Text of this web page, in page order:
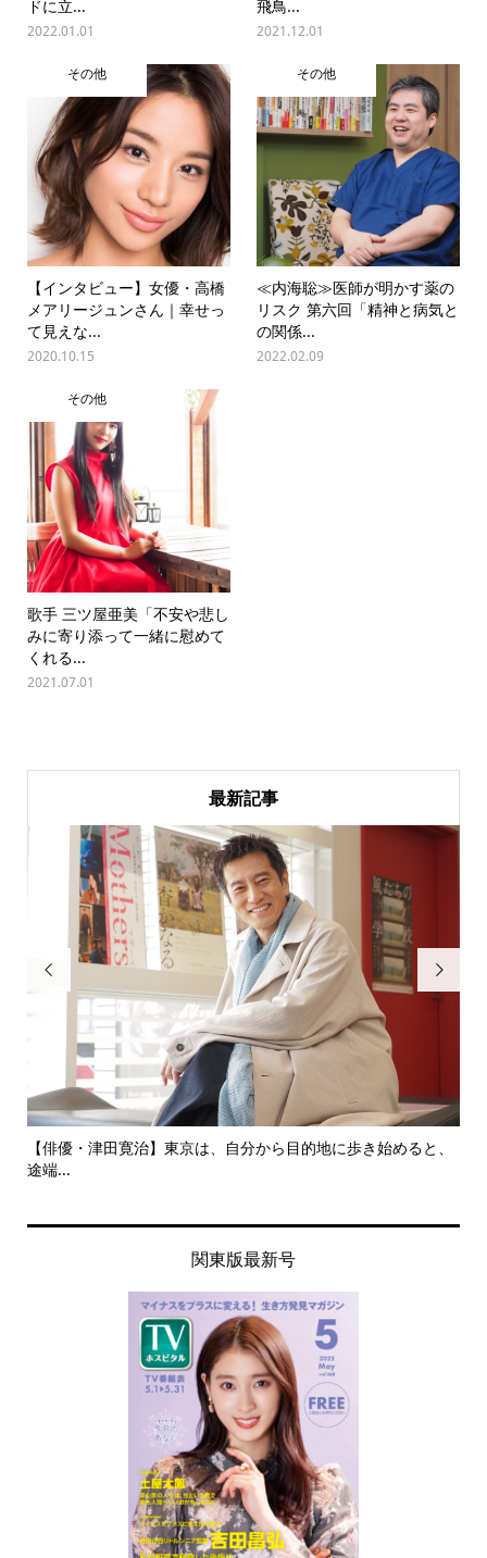
ドに立...
2022.01.01
飛鳥...
2021.12.01
その他
【インタビュー】女優・高橋
メアリージュンさん｜幸せっ
て見えな...
2020.10.15
その他
≪内海聡≫医師が明かす薬の
リスク 第六回「精神と病気と
の関係...
2022.02.09
その他
歌手 三ツ屋亜美「不安や悲し
みに寄り添って一緒に慰めて
くれる...
2021.07.01
最新記事

いつか歌舞伎座のチラシに３人兄弟揃い踏みで一番大きく載せ
ても...

関東版最新号